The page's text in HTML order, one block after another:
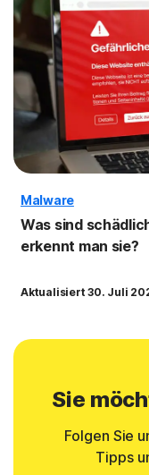
Malware
Was sind
erkennt man sie?
Aktualisiert 30. Juli
Sie
Folgen Sie
Tipps